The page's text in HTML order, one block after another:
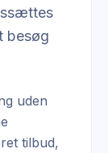
besøg
uden
tilbud,